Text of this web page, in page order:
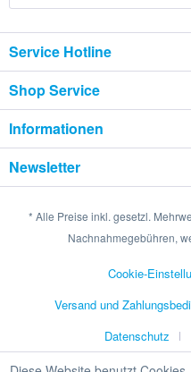
Service Hotline
Shop Service
Informationen
Newsletter
* Alle Preise inkl. gesetzl.
Nachnahmegebühren,
Cookie-
Versand und
Datenschutz